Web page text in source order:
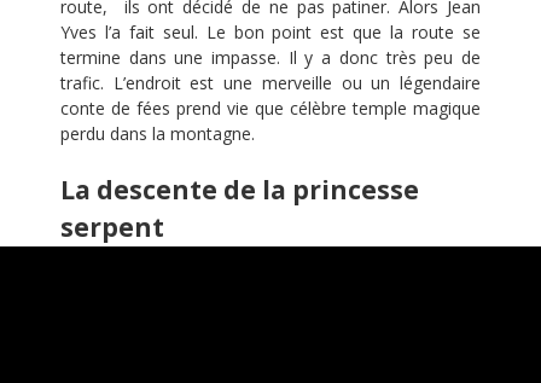
route, ils ont décidé de ne pas patiner. Alors Jean
Yves l’a fait seul. Le bon point est que la route se
termine dans une impasse. Il y a donc très peu de
trafic. L’endroit est une merveille ou un légendaire
conte de fées prend vie que célèbre temple magique
perdu dans la montagne.
La descente de la princesse
serpent